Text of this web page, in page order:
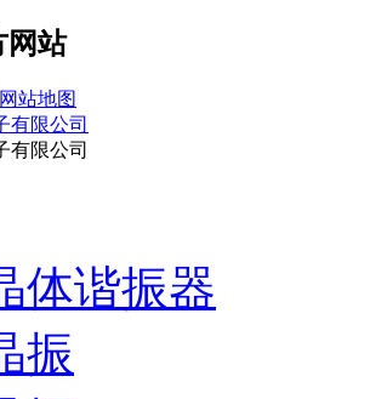
网站地图
体谐振器
振